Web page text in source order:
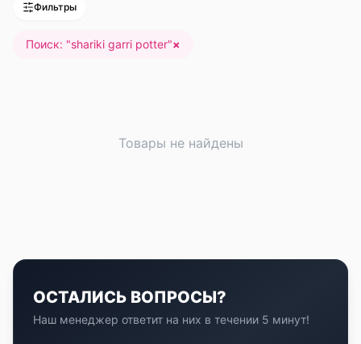
Фильтры
Поиск: "shariki garri potter"×
Товары не найдены
ОСТАЛИСЬ ВОПРОСЫ?
Наш менеджер ответит на них в течении 5 минут!